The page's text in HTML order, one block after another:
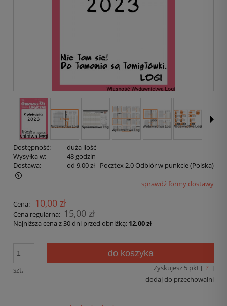
Dostępność:
duża ilość
Wysyłka w:
48 godzin
Dostawa:
od 9,00 zł- Pocztex 2.0 Odbiór w punkcie(Polska)
sprawdź formy dostawy
Cena: 10,00 zł
Cena regularna: 15,00 zł
Najniższa cena z 30 dni przed obniżką: 12,00 zł
szt.
do koszyka
Zyskujesz 5pkt [ ? ]
dodaj do przechowalni